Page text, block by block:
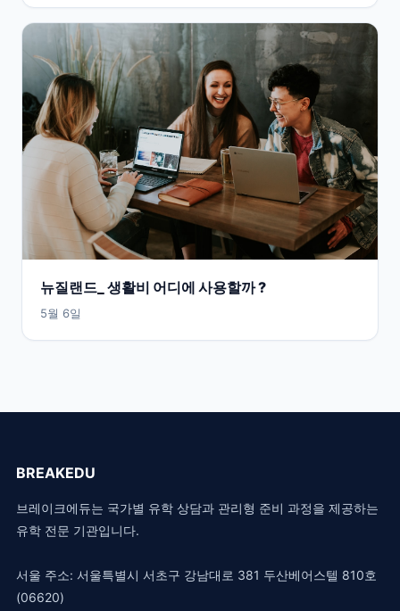
뉴질랜드_ 생활비 어디에 사용할까 ?
5월 6일
BREAKEDU
브레이크에듀는 국가별 유학 상담과 관리형 준비 과정을 제공하는
유학 전문 기관입니다.
서울 주소: 서울특별시 서초구 강남대로 381 두산베어스텔 810호
(06620)